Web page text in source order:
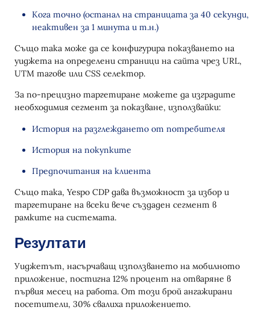
Кога точно (останал на страницата за 40 секунди,
неактивен за 1 минута и т.н.)
Също така може да се конфигурира показването на
уиджета на определени страници на сайта чрез URL,
UTM тагове или CSS селектор.
За по-прецизно таргетиране можете да изградите
необходимия сегмент за показване, използвайки:
История на разглеждането от потребителя
История на покупките
Предпочитания на клиента
Също така, Yespo CDP дава възможност за избор и
таргетиране на всеки вече създаден сегмент в
рамките на системата.
Резултати
Уиджетът, насърчаващ използването на мобилното
приложение, постигна 12% процент на отваряне в
първия месец на работа. От този брой ангажирани
посетители, 30% свалиха приложението.